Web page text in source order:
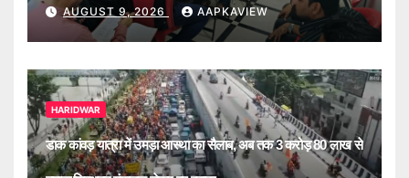
AUGUST 9, 2026 AAPKAVIEW
HARIDWAR
डाक कांवड़ यात्रा में उमड़ा आस्था का सैलाब, अब तक 3 करोड़ 80 लाख से